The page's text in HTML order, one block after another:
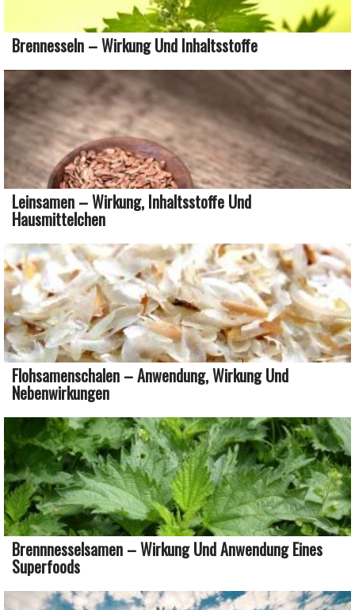
Brennesseln – Wirkung Und Inhaltsstoffe
Leinsamen – Wirkung, Inhaltsstoffe Und
Hausmittelchen
Flohsamenschalen – Anwendung, Wirkung Und
Nebenwirkungen
Brennnesselsamen – Wirkung Und Anwendung Eines
Superfoods